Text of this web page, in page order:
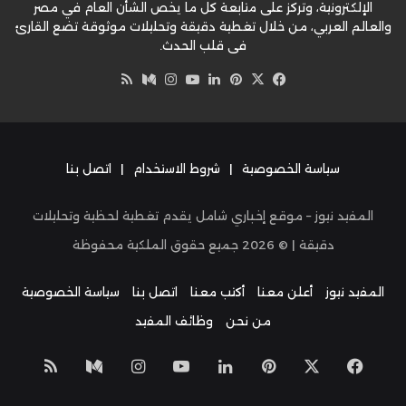
الإلكترونية، وتركز على متابعة كل ما يخص الشأن العام في مصر
والعالم العربي، من خلال تغطية دقيقة وتحليلات موثوقة تضع القارئ
في قلب الحدث.
فيسبوك
‫X بينتيريست
لينكدإن‫YouTube
انستقرام
وسط
سياسة الخصوصية | شروط الاستخدام | اتصل بنا
المفيد نيوز – موقع إخباري شامل يقدم تغطية لحظية وتحليلات
دقيقة | © 2026 جميع حقوق الملكية محفوظة
المفيد نيوز أعلن معنا أكتب معنا اتصل بنا
سياسة الخصوصية
من نحن
وظائف المفيد
فيسبوك بينتيريست
لينكدإن‫YouTube
انستقراموسط